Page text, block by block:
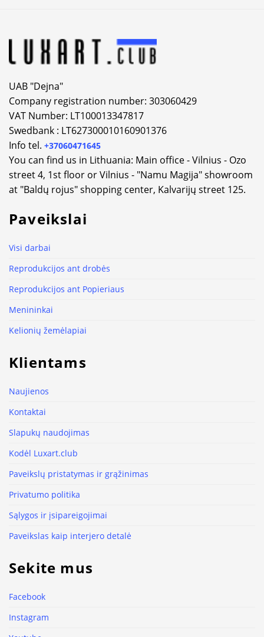
UAB "Dejna"
Company registration number: 303060429
VAT Number: LT100013347817
Swedbank : LT627300010160901376
Info tel. +37060471645
You can find us in Lithuania: Main office - Vilnius - Ozo
street 4, 1st floor or Vilnius - "Namu Magija" showroom
at "Baldų rojus" shopping center, Kalvarijų street 125.
Paveikslai
Visi darbai
Reprodukcijos ant drobės
Reprodukcijos ant Popieriaus
Menininkai
Kelionių žemėlapiai
Klientams
Naujienos
Kontaktai
Slapukų naudojimas
Kodėl Luxart.club
Paveikslų pristatymas ir grąžinimas
Privatumo politika
Sąlygos ir įsipareigojimai
Paveikslas kaip interjero detalė
Sekite mus
Facebook
Instagram